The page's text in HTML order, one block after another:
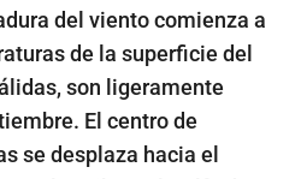
del viento comienza a
de la superficie del
son ligeramente
El centro de
se desplaza hacia el